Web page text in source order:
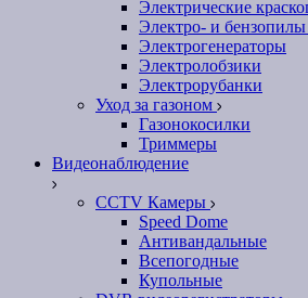
Электрические
Электро- и
Электрогенераторы
Электролобзики
Электрорубанки
Уход за газоном
Газонокосилки
Триммеры
Видеонаблюдение
CCTV Камеры
Speed Dome
Антивандальные
Всепогодные
Купольные